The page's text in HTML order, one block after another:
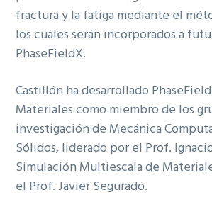
fractura y la fatiga mediante el
los cuales serán incorporados a
PhaseFieldX.
Castillón ha desarrollado
Materiales como miembro de los
investigación de Mecánica
Sólidos, liderado por el Prof.
Simulación Multiescala de
el Prof. Javier Segurado.